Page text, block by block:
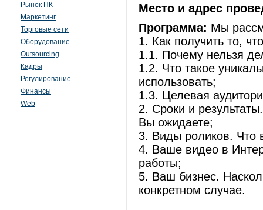
Рынок ПК
Маркетинг
Торговые сети
Оборудование
Outsourcing
Кадры
Регулирование
Финансы
Web
Место и адрес
Программа: Мы
1. Как получить то,
1.1. Почему нельзя
1.2. Что такое
использовать;
1.3. Целевая
2. Сроки и
Вы ожидаете;
3. Виды роликов. Что
4. Ваше видео в
работы;
5. Ваш бизнес.
конкретном случае.